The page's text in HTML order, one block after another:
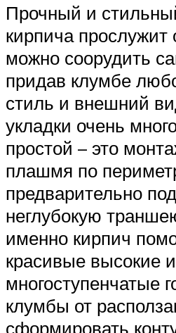
Прочный и
кирпича прослужит
можно соорудить
придав клумбе
стиль и внешний
укладки очень
простой – это
плашмя по
предварительно
неглубокую
именно кирпич
красивые высокие и
многоступенчатые
клумбы от
сформировать